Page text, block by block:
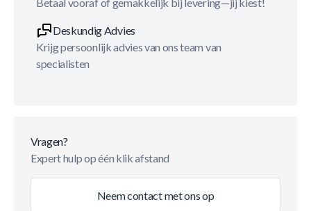
Deskundig Advies
Krijg persoonlijk advies van ons team van
specialisten
Vragen?
Expert hulp op één klik afstand
Neem contact met ons op